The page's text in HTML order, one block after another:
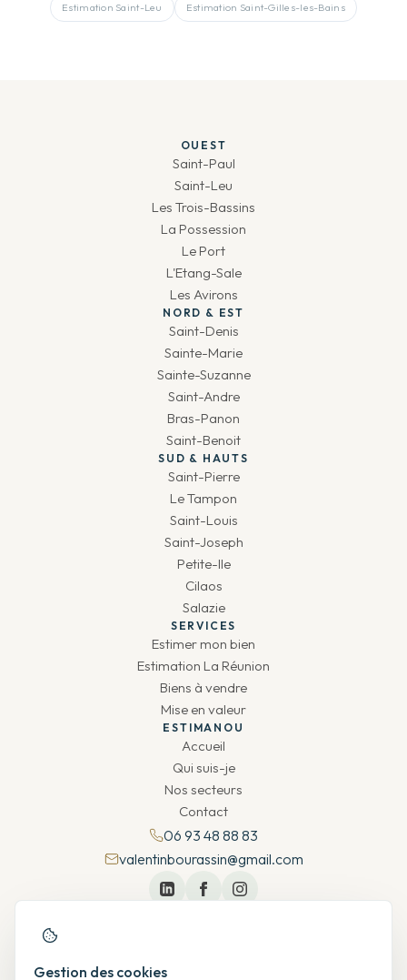
Estimation Saint-Leu Estimation Saint-Gilles-les-Bains
OUEST
Saint-Paul
Saint-Leu
Les Trois-Bassins
La Possession
Le Port
L'Etang-Sale
Les Avirons
NORD & EST
Saint-Denis
Sainte-Marie
Sainte-Suzanne
Saint-Andre
Bras-Panon
Saint-Benoit
SUD & HAUTS
Saint-Pierre
Le Tampon
Saint-Louis
Saint-Joseph
Petite-Ile
Cilaos
Salazie
SERVICES
Estimer mon bien
Estimation La Réunion
Biens à vendre
Mise en valeur
ESTIMANOU
Accueil
Qui suis-je
Nos secteurs
Contact
06 93 48 88 83
valentinbourassin@gmail.com
Gestion des cookies